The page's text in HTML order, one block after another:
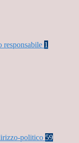
1
politico 59